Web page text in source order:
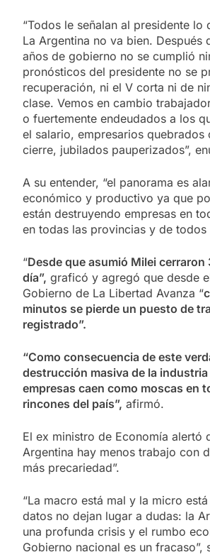
“Todos le señalan al presidente lo
La Argentina no va bien. Después
años de gobierno no se cumplió
pronósticos del presidente no se
recuperación, ni el V corta ni de
clase. Vemos en cambio
o fuertemente endeudados a los
el salario, empresarios quebrados
cierre, jubilados pauperizados”,
A su entender, “el panorama es
económico y productivo ya que
están destruyendo empresas en
en todas las provincias y de todos
“Desde que asumió Milei cerraron
día”, graficó y agregó que desde
Gobierno de La Libertad Avanza “
minutos se pierde un puesto de
registrado”.
“Como consecuencia de este
destrucción masiva de la
empresas caen como moscas en
rincones del país”, afirmó.
El ex ministro de Economía alertó
Argentina hay menos trabajo con
más precariedad”.
“La macro está mal y la micro
datos no dejan lugar a dudas: la
una profunda crisis y el rumbo
Gobierno nacional es un fracaso”,